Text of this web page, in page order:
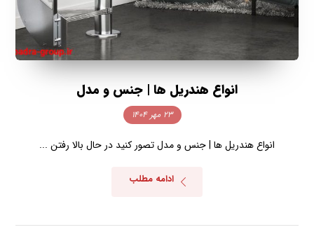
انواع هندریل ها | جنس و مدل
۲۳ مهر ۱۴۰۴
انواع هندریل ها | جنس و مدل تصور کنید در حال بالا رفتن ...
ادامه مطلب